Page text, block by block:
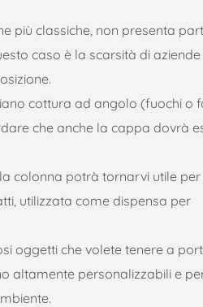
più classiche, non presenta
caso è la scarsità di aziende
cottura ad angolo (fuochi o
che anche la cappa dovrà
colonna potrà tornarvi utile per
utilizzata come dispensa per
oggetti che volete tenere a
altamente personalizzabili e